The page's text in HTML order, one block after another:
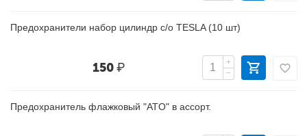
Предохранители набор цилиндр с/о TESLA (10 шт)
150₽
+
−
Предохранитель флажковый "ATO" в ассорт.